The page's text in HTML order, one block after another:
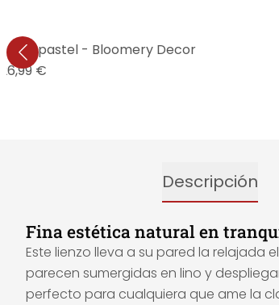
pastel - Bloomery Decor
26,99 €
Descripción
Fina estética natural en
Este lienzo lleva a su pared la relajada
parecen sumergidas en lino y
perfecto para cualquiera que ame la